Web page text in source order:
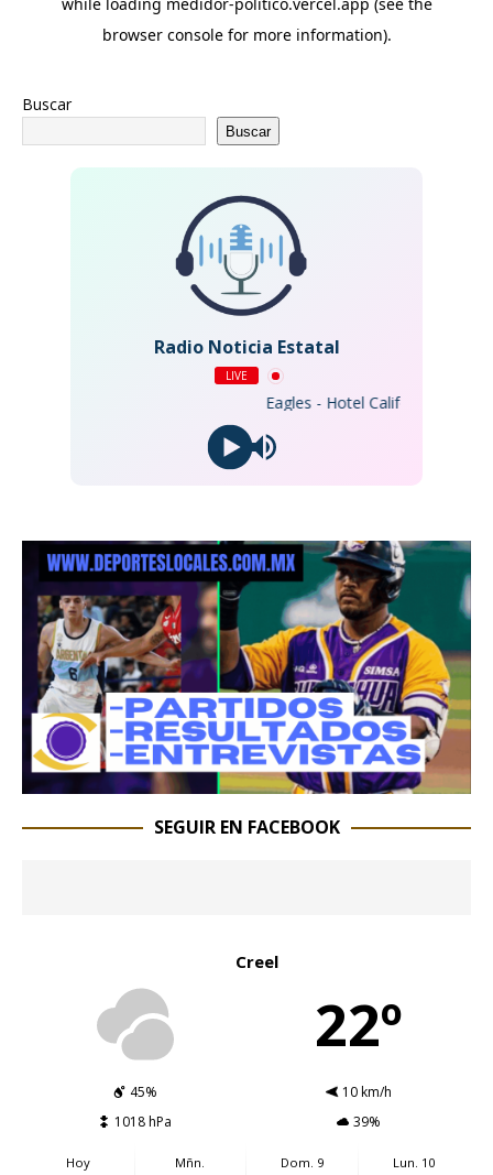
Buscar
Buscar
Radio Noticia Estatal
LIVE
Eagles - Hotel California (2013
SEGUIR EN FACEBOOK
Creel
22º
45%
10 km/h
1018 hPa
39%
Hoy Mñn. Dom. 9 Lun. 10